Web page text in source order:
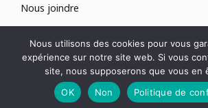
Nous joindre
SITES WEB :PAR DESIGN, AGENCE WEB
RÉVOQUER LE CONSENTEMENT
POLITIQUE DE CONFIDENTIALITÉ
Nous utilisons des cookies pour vous
expérience sur notre site web. Si vous
site, nous supposerons que vous en
OK
Non Politique de